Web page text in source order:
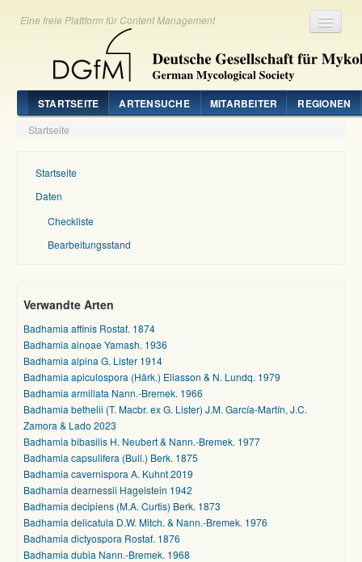
Eine freie Plattform für Content Management
STARTSEITE ARTENSUCHE MITARBEITER REGIONEN
Startseite
Startseite
Daten
Checkliste
Bearbeitungsstand
Verwandte Arten
Badhamia affinis Rostaf. 1874
Badhamia ainoae Yamash. 1936
Badhamia alpina G. Lister 1914
Badhamia apiculospora (Härk.) Eliasson & N. Lundq. 1979
Badhamia armillata Nann.-Bremek. 1966
Badhamia bethelii (T. Macbr. ex G. Lister) J.M. García-Martín, J.C.
Zamora & Lado 2023
Badhamia bibasilis H. Neubert & Nann.-Bremek. 1977
Badhamia capsulifera (Bull.) Berk. 1875
Badhamia cavernispora A. Kuhnt 2019
Badhamia dearnessii Hagelstein 1942
Badhamia decipiens (M.A. Curtis) Berk. 1873
Badhamia delicatula D.W. Mitch. & Nann.-Bremek. 1976
Badhamia dictyospora Rostaf. 1876
Badhamia dubia Nann.-Bremek. 1968